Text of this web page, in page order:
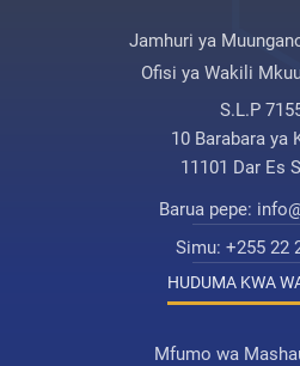
Jamhuri ya
Ofisi ya Wakili
S.L.P
10 Barabara ya
11101 Dar Es
Barua pepe:
Simu: +255 22
HUDUMA KWA
Mfumo wa